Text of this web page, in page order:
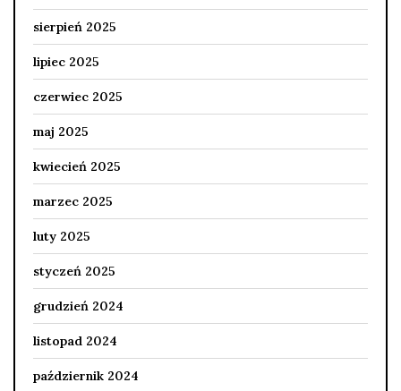
sierpień 2025
lipiec 2025
czerwiec 2025
maj 2025
kwiecień 2025
marzec 2025
luty 2025
styczeń 2025
grudzień 2024
listopad 2024
październik 2024